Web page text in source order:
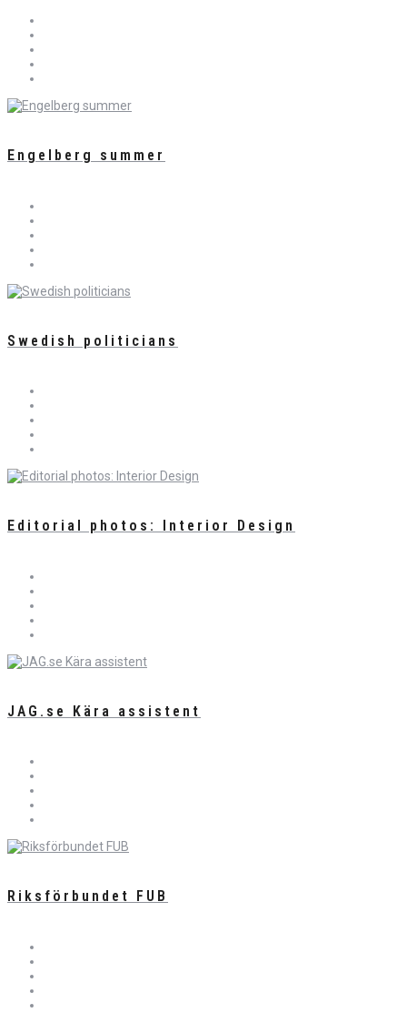
Engelberg summer
Swedish politicians
Editorial photos: Interior Design
JAG.se Kära assistent
Riksförbundet FUB